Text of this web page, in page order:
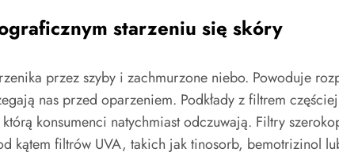
starzeniu się skóry
przez szyby i zachmurzone niebo. Powoduje
nas przed oparzeniem. Podkłady z filtrem
konsumenci natychmiast odczuwają. Filtry
kątem filtrów UVA, takich jak tinosorb, bemotrizinol